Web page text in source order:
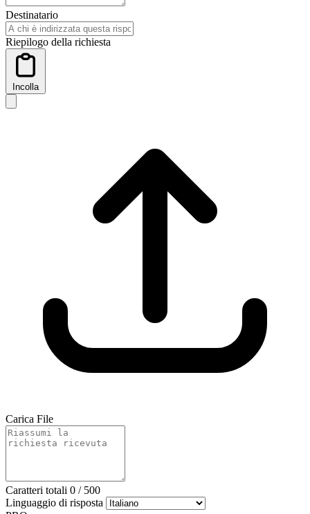
Destinatario
Riepilogo della richiesta
Incolla
Carica File
Caratteri totali 0 / 500
Linguaggio di risposta